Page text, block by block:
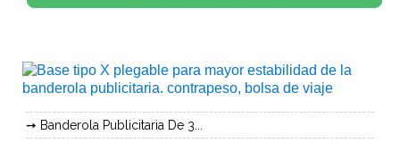
Banderola Publicitaria De 3...